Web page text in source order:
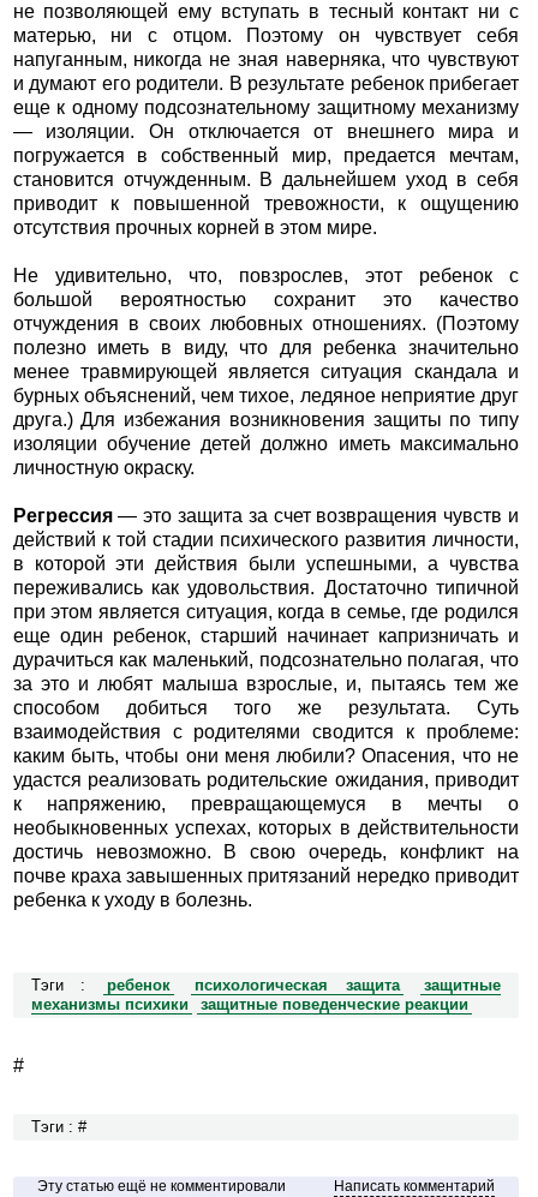
не позволяющей ему вступать в тесный контакт ни с
матерью, ни с отцом. Поэтому он чувствует себя
напуганным, никогда не зная наверняка, что чувствуют
и думают его родители. В результате ребенок прибегает
еще к одному подсознательному защитному механизму
— изоляции. Он отключается от внешнего мира и
погружается в собственный мир, предается мечтам,
становится отчужденным. В дальнейшем уход в себя
приводит к повышенной тревожности, к ощущению
отсутствия прочных корней в этом мире.
Не удивительно, что, повзрослев, этот ребенок с
большой вероятностью сохранит это качество
отчуждения в своих любовных отношениях. (Поэтому
полезно иметь в виду, что для ребенка значительно
менее травмирующей является ситуация скандала и
бурных объяснений, чем тихое, ледяное неприятие друг
друга.) Для избежания возникновения защиты по типу
изоляции обучение детей должно иметь максимально
личностную окраску.
Регрессия— это защита за счет возвращения чувств и
действий к той стадии психического развития личности,
в которой эти действия были успешными, а чувства
переживались как удовольствия. Достаточно типичной
при этом является ситуация, когда в семье, где родился
еще один ребенок, старший начинает капризничать и
дурачиться как маленький, подсознательно полагая, что
за это и любят малыша взрослые, и, пытаясь тем же
способом добиться того же результата. Суть
взаимодействия с родителями сводится к проблеме:
каким быть, чтобы они меня любили? Опасения, что не
удастся реализовать родительские ожидания, приводит
к напряжению, превращающемуся в мечты о
необыкновенных успехах, которых в действительности
достичь невозможно. В свою очередь, конфликт на
почве краха завышенных притязаний нередко приводит
ребенка к уходу в болезнь.
Тэги : ребенок психологическая защита
защитные
механизмы психики
защитные поведенческие реакции
#
Тэги : #
Эту статью ещё не комментировали Написать комментарий